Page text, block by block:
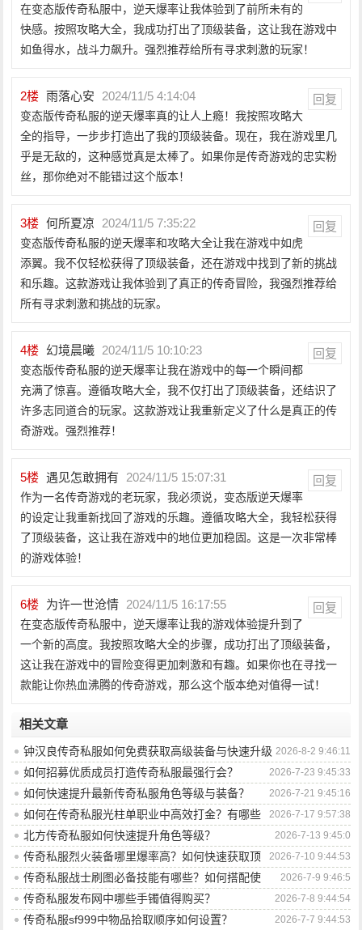
在变态版传奇私服中，逆天爆率让我体验到了前所未有的
快感。按照攻略大全，我成功打出了顶级装备，这让我在游戏中
如鱼得水，战斗力飙升。强烈推荐给所有寻求刺激的玩家！
2楼 雨落心安 2024/11/5 4:14:04 回复
变态版传奇私服的逆天爆率真的让人上瘾！我按照攻略大
全的指导，一步步打造出了我的顶级装备。现在，我在游戏里几
乎是无敌的，这种感觉真是太棒了。如果你是传奇游戏的忠实粉
丝，那你绝对不能错过这个版本！
3楼 何所夏凉 2024/11/5 7:35:22 回复
变态版传奇私服的逆天爆率和攻略大全让我在游戏中如虎
添翼。我不仅轻松获得了顶级装备，还在游戏中找到了新的挑战
和乐趣。这款游戏让我体验到了真正的传奇冒险，我强烈推荐给
所有寻求刺激和挑战的玩家。
4楼 幻境晨曦 2024/11/5 10:10:23 回复
变态版传奇私服的逆天爆率让我在游戏中的每一个瞬间都
充满了惊喜。遵循攻略大全，我不仅打出了顶级装备，还结识了
许多志同道合的玩家。这款游戏让我重新定义了什么是真正的传
奇游戏。强烈推荐！
5楼 遇见怎敢拥有 2024/11/5 15:07:31 回复
作为一名传奇游戏的老玩家，我必须说，变态版逆天爆率
的设定让我重新找回了游戏的乐趣。遵循攻略大全，我轻松获得
了顶级装备，这让我在游戏中的地位更加稳固。这是一次非常棒
的游戏体验！
6楼 为许一世沧情 2024/11/5 16:17:55 回复
在变态版传奇私服中，逆天爆率让我的游戏体验提升到了
一个新的高度。我按照攻略大全的步骤，成功打出了顶级装备，
这让我在游戏中的冒险变得更加刺激和有趣。如果你也在寻找一
款能让你热血沸腾的传奇游戏，那么这个版本绝对值得一试！
相关文章
2026-8-2 9:46:11
钟汉良传奇私服如何免费获取高级装备与快速升级
攻略？
2026-7-23 9:45:33
如何招募优质成员打造传奇私服最强行会？
2026-7-21 9:45:16
如何快速提升最新传奇私服角色等级与装备？
2026-7-17 9:57:38
如何在传奇私服光柱单职业中高效打金？有哪些
技巧与策略？
2026-7-13 9:45:0
北方传奇私服如何快速提升角色等级？
2026-7-10 9:44:53
传奇私服烈火装备哪里爆率高？如何快速获取顶
级装备？
2026-7-9 9:46:5
传奇私服战士刷图必备技能有哪些？如何搭配使
用？
2026-7-8 9:44:54
传奇私服发布网中哪些手镯值得购买？
2026-7-7 9:44:53
传奇私服sf999中物品拾取顺序如何设置？